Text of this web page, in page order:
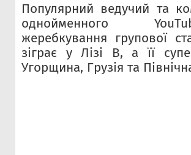
Популярний ведучий та
однойменного
жеребкування групової
зіграє у Лізі В, а її
Угорщина, Грузія та